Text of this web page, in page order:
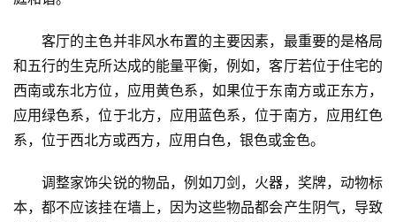
客厅的主色并非风水布置的主要因素，最重要的是格局
和五行的生克所达成的能量平衡，例如，客厅若位于住宅的
西南或东北方位，应用黄色系，如果位于东南方或正东方，
应用绿色系，位于北方，应用蓝色系，位于南方，应用红色
系，位于西北方或西方，应用白色，银色或金色。
调整家饰尖锐的物品，例如刀剑，火器，奖牌，动物标
本，都不应该挂在墙上，因为这些物品都会产生阴气，导致